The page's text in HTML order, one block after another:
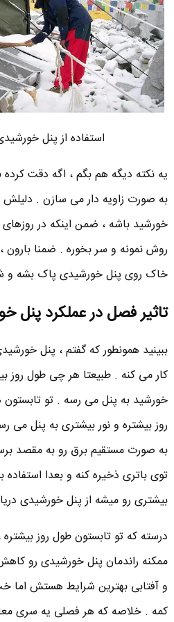
استفاده از پنل
یه نکته دیگه هم بگم ، اگه دقت
به صورت زاویه دار می سازن .
خورشید باشه ، ضمن اینکه در روزهای
روش نمونه و سر بخوره . ضمنا بارون
خاک روی پنل خورشیدی پاک بشه و
تاثیر فصل در عملکرد پنل
ببینید همونطور که گفتم ، پنل
کار می کنه . طبیعتا هر چی طول روز
خورشید به پنل می رسه . تو
روز بیشتره و نور بیشتری به پنل می
به صورت مستقیم برق رو به مقصد
توی باتری ذخیره کنه و بعدا
بیشتری رو میشه از پنل خورشیدی
درسته که تو تابستون طول روز
ممکنه راندمان پنل خورشیدی رو
و آفتابی بهترین شرایط هستش اما
کمه . خلاصه که هر فصلی یه سری